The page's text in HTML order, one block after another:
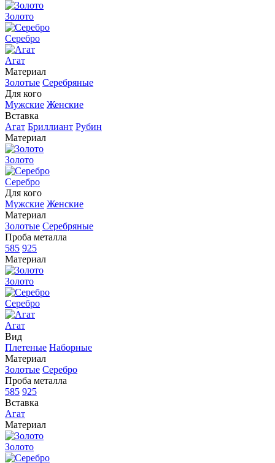
Золото
Серебро
Агат
Материал
Золотые Серебряные
Для кого
Мужские Женские
Вставка
Агат Бриллиант Рубин
Материал
Золото
Серебро
Для кого
Мужские Женские
Материал
Золотые Серебряные
Проба металла
585 925
Материал
Золото
Серебро
Агат
Вид
Плетеные Наборные
Материал
Золотые Серебро
Проба металла
585 925
Вставка
Агат
Материал
Золото